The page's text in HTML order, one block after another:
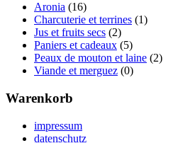
Aronia (16)
Charcuterie et terrines (1)
Jus et fruits secs (2)
Paniers et cadeaux (5)
Peaux de mouton et laine (2)
Viande et merguez (0)
Warenkorb
impressum
datenschutz